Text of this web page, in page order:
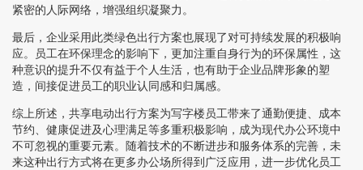
紧密的人际网络，增强组织凝聚力。
最后，企业采用此类绿色出行方案也展现了对可持续发展的积极响
应。员工在环保理念的影响下，更加注重自身行为的环保属性，这
种意识的提升不仅有益于个人生活，也有助于企业品牌形象的塑
造，间接促进员工的职业认同感和归属感。
综上所述，共享电动出行方案为写字楼员工带来了通勤便捷、成本
节约、健康促进及心理满足等多重积极影响，成为现代办公环境中
不可忽视的重要元素。随着技术的不断进步和服务体系的完善，未
来这种出行方式将在更多办公场所得到广泛应用，进一步优化员工